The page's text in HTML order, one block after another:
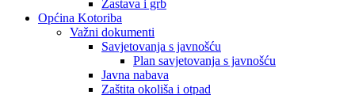
Zastava i grb
Općina Kotoriba
Važni dokumenti
Savjetovanja s javnošću
Plan savjetovanja s javnošću
Javna nabava
Zaštita okoliša i otpad